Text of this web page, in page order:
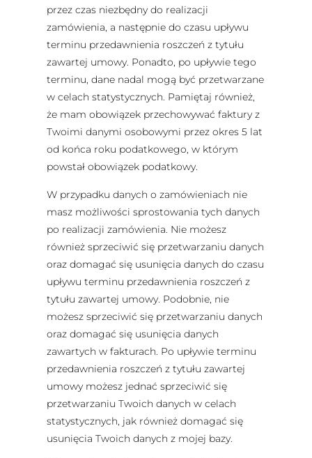
przez czas niezbędny do realizacji
zamówienia, a następnie do czasu upływu
terminu przedawnienia roszczeń z tytułu
zawartej umowy. Ponadto, po upływie tego
terminu, dane nadal mogą być przetwarzane
w celach statystycznych. Pamiętaj również,
że mam obowiązek przechowywać faktury z
Twoimi danymi osobowymi przez okres 5 lat
od końca roku podatkowego, w którym
powstał obowiązek podatkowy.
W przypadku danych o zamówieniach nie
masz możliwości sprostowania tych danych
po realizacji zamówienia. Nie możesz
również sprzeciwić się przetwarzaniu danych
oraz domagać się usunięcia danych do czasu
upływu terminu przedawnienia roszczeń z
tytułu zawartej umowy. Podobnie, nie
możesz sprzeciwić się przetwarzaniu danych
oraz domagać się usunięcia danych
zawartych w fakturach. Po upływie terminu
przedawnienia roszczeń z tytułu zawartej
umowy możesz jednać sprzeciwić się
przetwarzaniu Twoich danych w celach
statystycznych, jak również domagać się
usunięcia Twoich danych z mojej bazy.